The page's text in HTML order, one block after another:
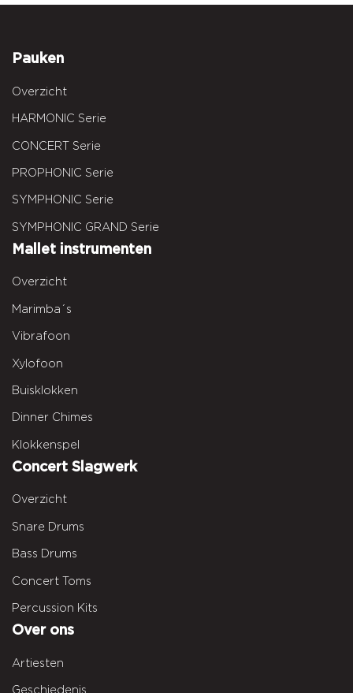
Pauken
Overzicht
HARMONIC Serie
CONCERT Serie
PROPHONIC Serie
SYMPHONIC Serie
SYMPHONIC GRAND Serie
Mallet instrumenten
Overzicht
Marimba´s
Vibrafoon
Xylofoon
Buisklokken
Dinner Chimes
Klokkenspel
Concert Slagwerk
Overzicht
Snare Drums
Bass Drums
Concert Toms
Percussion Kits
Over ons
Artiesten
Geschiedenis